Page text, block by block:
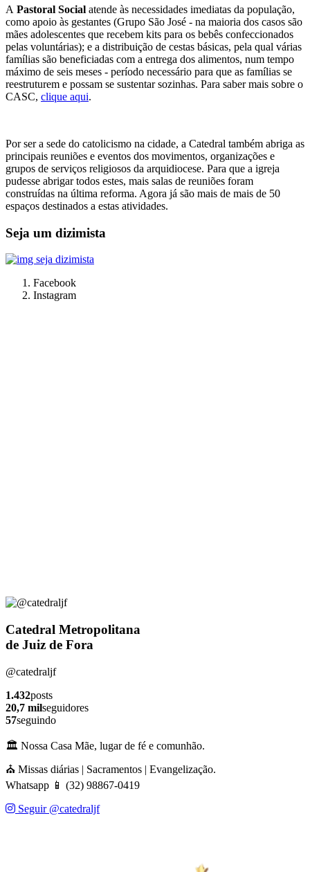
A Pastoral Social atende às necessidades imediatas da população,
como apoio às gestantes (Grupo São José - na maioria dos casos são
mães adolescentes que recebem kits para os bebês confeccionados
pelas voluntárias); e a distribuição de cestas básicas, pela qual várias
famílias são beneficiadas com a entrega dos alimentos, num tempo
máximo de seis meses - período necessário para que as famílias se
reestruturem e possam se sustentar sozinhas. Para saber mais sobre o
CASC, clique aqui.
Por ser a sede do catolicismo na cidade, a Catedral também abriga as
principais reuniões e eventos dos movimentos, organizações e
grupos de serviços religiosos da arquidiocese. Para que a igreja
pudesse abrigar todos estes, mais salas de reuniões foram
construídas na última reforma. Agora já são mais de mais de 50
espaços destinados a estas atividades.
Seja um dizimista
Facebook
Instagram
Catedral Metropolitana
de Juiz de Fora
@catedraljf
1.432posts
20,7 milseguidores
57seguindo
🏛️ Nossa Casa Mãe, lugar de fé e comunhão.
⛪ Missas diárias | Sacramentos | Evangelização.
Whatsapp 📱 (32) 98867-0419
Seguir @catedraljf